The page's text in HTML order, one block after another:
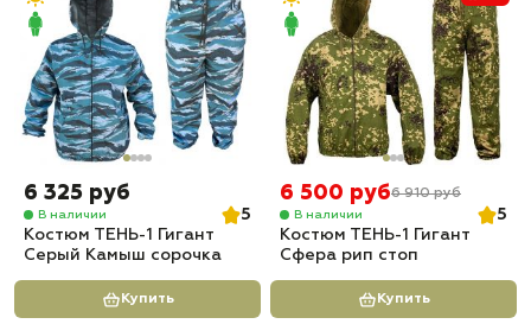
6 325 руб
В наличии
5
Костюм ТЕНЬ-1 Гигант
Серый Камыш сорочка
Купить
6 500 руб6 910 руб
В наличии
5
Костюм ТЕНЬ-1 Гигант
Сфера рип стоп
Купить